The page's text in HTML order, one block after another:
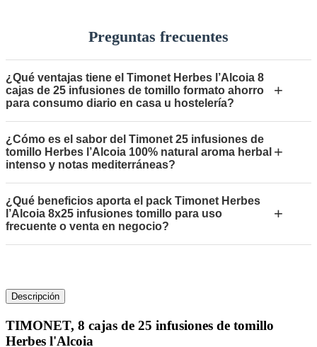
Preguntas frecuentes
¿Qué ventajas tiene el Timonet Herbes l’Alcoia 8
cajas de 25 infusiones de tomillo formato ahorro
para consumo diario en casa u hostelería?
+
¿Cómo es el sabor del Timonet 25 infusiones de
tomillo Herbes l’Alcoia 100% natural aroma herbal
intenso y notas mediterráneas?
+
¿Qué beneficios aporta el pack Timonet Herbes
l’Alcoia 8x25 infusiones tomillo para uso
frecuente o venta en negocio?
+
Descripción
TIMONET, 8 cajas de 25 infusiones de tomillo
Herbes l'Alcoia